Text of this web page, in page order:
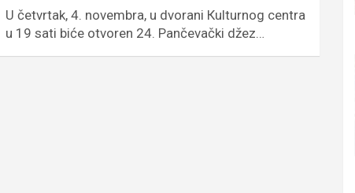
U četvrtak, 4. novembra, u dvorani Кulturnog centra
u 19 sati biće otvoren 24. Pančevački džez…